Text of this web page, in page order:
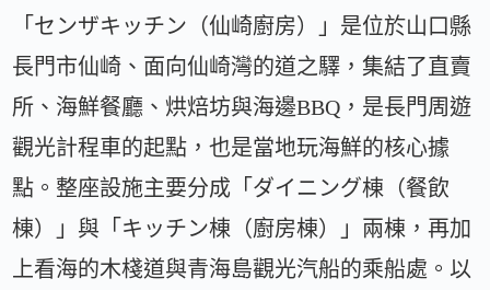
「センザキッチン（仙崎廚房）」是位於山口縣
長門市仙崎、面向仙崎灣的道之驛，集結了直賣
所、海鮮餐廳、烘焙坊與海邊BBQ，是長門周遊
觀光計程車的起點，也是當地玩海鮮的核心據
點。整座設施主要分成「ダイニング棟（餐飲
棟）」與「キッチン棟（廚房棟）」兩棟，再加
上看海的木棧道與青海島觀光汽船的乘船處。以